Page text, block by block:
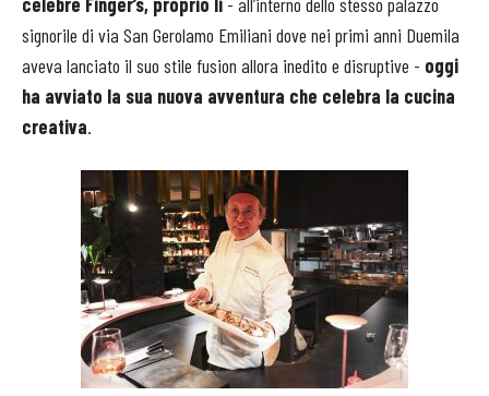
signorile di via San Gerolamo Emiliani dove nei primi anni Duemila
aveva lanciato il suo stile fusion allora inedito e disruptive - oggi
ha avviato la sua nuova avventura che celebra la cucina
creativa.